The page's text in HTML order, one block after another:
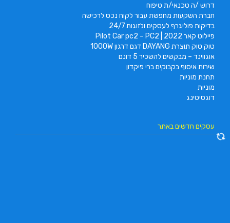
דרוש /ה טכנאי/ת טיפוח
חברת השקעות מחפשת עבור לקוח נכס לרכישה
בדיקות פוליגרף לעסקים ולזוגות 24/7
פיילוט קאר 2022 | Pilot Car pc2 – PC2
טוק טוק תוצרת DAYANG דגם דרגון 1000W
אוגווינד – מבקשים להשכיר 5 דונם
שירות איסוף בקבוקים ברי פיקדון
תחנת מוניות
מוניות
דוגסיטינג
עסקים חדשים באתר